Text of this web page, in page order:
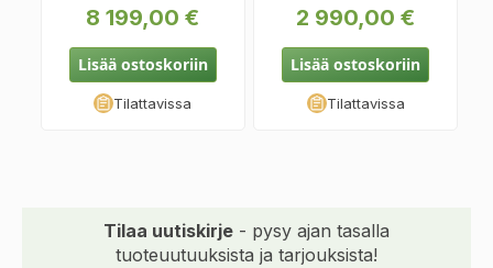
8 199,00 €
Lisää ostoskoriin
Tilattavissa
2 990,00 €
Lisää ostoskoriin
Tilattavissa
Tilaa uutiskirje - pysy ajan tasalla
tuoteuutuuksista ja tarjouksista!